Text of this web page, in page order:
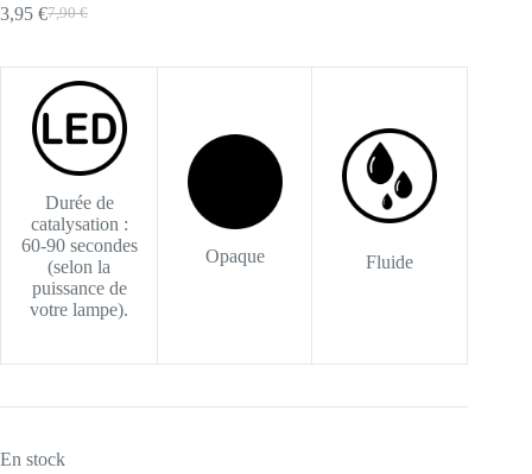
7,90€
Le
initial
était :
7,90 €.
3,95 €Le
actuel
est :
3,95 €.
Durée de
catalysation :
60-90 secondes
(selon la
puissance de
votre lampe).
Opaque Fluide
En stock